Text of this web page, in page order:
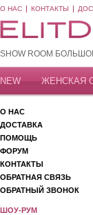
О НАС КОНТАКТЫ
SHOW ROOM
NEW ЖЕНСКАЯ
О НАС
ДОСТАВКА
ПОМОЩЬ
ФОРУМ
КОНТАКТЫ
ОБРАТНАЯ СВЯЗЬ
ОБРАТНЫЙ ЗВОНОК
ШОУ-РУМ